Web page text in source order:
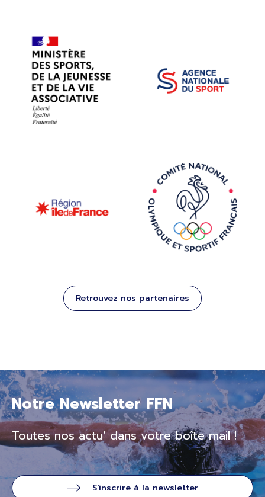
Retrouvez nos partenaires
Notre Newsletter FFN
Toutes nos actu’ dans votre boîte mail !
S'inscrire à la newsletter